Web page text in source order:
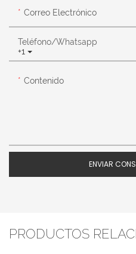
Correo Electrónico
+1
Teléfono/whatsapp
Contenido
ENVIAR
PRODUCTOS